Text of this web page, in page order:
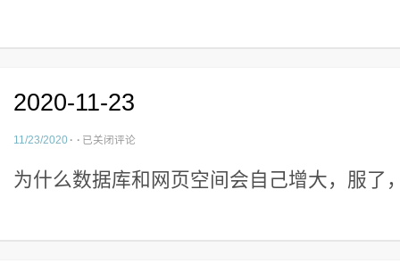
2020-11-23
11/23/2020 · · 2020-
23
已关闭评论
为什么数据库和网页空间会自己增大，服了